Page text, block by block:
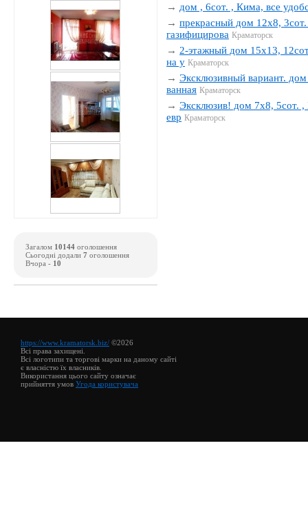
→ дом , 6сот. , Кима, все
→прекрасный дом 12х8,
газифицирова Краматорск
→ 2-этажный дом 15х13,
на у Краматорск
→Эксклюзивный вариант.
ванная Краматорск
→Эксклюзив! дом 7х8, 5сот. ,
евр Краматорск
Загалом 10144 оголошення
Сьогодні додали 7 оголошення
Вчора - 10
https://www.kramatorsk.biz/ ©2026
Всі права захищені.
Всі логотипи та торгові марки на даному сайті
є власністю їх власників.
Використання цього сайту означає
прийняття умов Угода користувача